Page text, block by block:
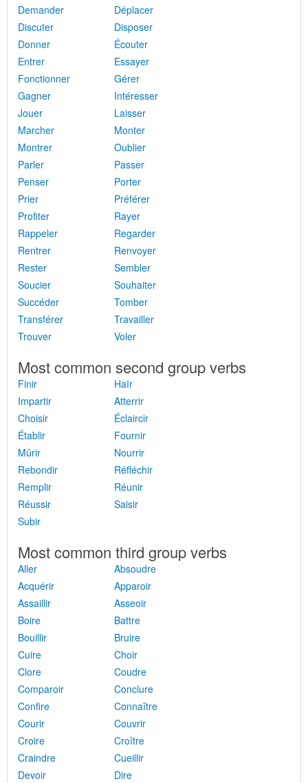
Demander
Déplacer
Discuter
Disposer
Donner
Écouter
Entrer
Essayer
Fonctionner
Gérer
Gagner
Intéresser
Jouer
Laisser
Marcher
Monter
Montrer
Oublier
Parler
Passer
Penser
Porter
Prier
Préférer
Profiter
Rayer
Rappeler
Regarder
Rentrer
Renvoyer
Rester
Sembler
Soucier
Souhaiter
Succéder
Tomber
Transférer
Travailler
Trouver
Voler
Most common second group verbs
Finir
Haïr
Impartir
Atterrir
Choisir
Éclaircir
Établir
Fournir
Mûrir
Nourrir
Rebondir
Réfléchir
Remplir
Réunir
Réussir
Saisir
Subir
Most common third group verbs
Aller
Absoudre
Acquérir
Apparoir
Assaillir
Asseoir
Boire
Battre
Bouillir
Bruire
Cuire
Choir
Clore
Coudre
Comparoir
Conclure
Confire
Connaître
Courir
Couvrir
Croire
Croître
Craindre
Cueillir
Devoir
Dire